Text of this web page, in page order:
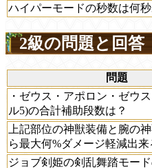
ハイパーモードの秒数は何秒
2級の問題と回答
問題
・ゼウス・アポロン・ゼウ
ル5)の合計補助段数は？
上記部位の神獣装備と腕の
ら最大何%ダメージ軽減出来
ジョブ剣姫の剣乱舞踏モー